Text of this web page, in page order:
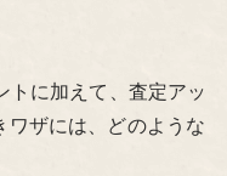
トに加えて、査定アッ
ワザには、どのような